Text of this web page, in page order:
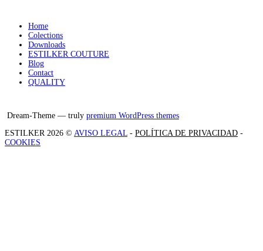
Home
Colections
Downloads
ESTILKER COUTURE
Blog
Contact
QUALITY
Dream-Theme — truly premium WordPress themes
ESTILKER 2026 © AVISO LEGAL - POLÍTICA DE PRIVACIDAD -
COOKIES